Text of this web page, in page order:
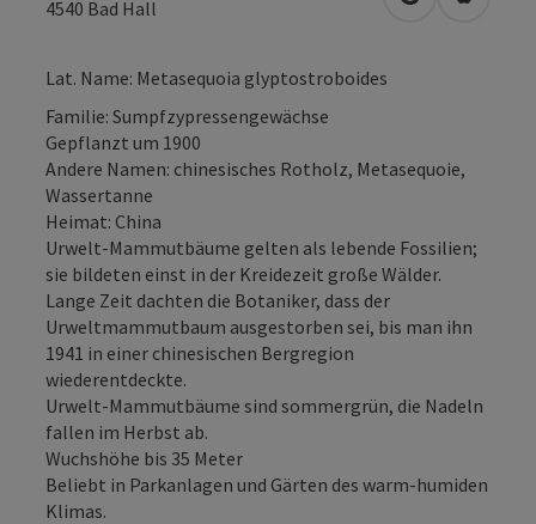
4540 Bad Hall in Google
in
Lat. Name: Metasequoia glyptostroboides
Familie: Sumpfzypressengewächse
Gepflanzt um 1900
Andere Namen: chinesisches Rotholz, Metasequoie,
Wassertanne
Heimat: China
Urwelt-Mammutbäume gelten als lebende Fossilien;
sie bildeten einst in der Kreidezeit große Wälder.
Lange Zeit dachten die Botaniker, dass der
Urweltmammutbaum ausgestorben sei, bis man ihn
1941 in einer chinesischen Bergregion
wiederentdeckte.
Urwelt-Mammutbäume sind sommergrün, die Nadeln
fallen im Herbst ab.
Wuchshöhe bis 35 Meter
Beliebt in Parkanlagen und Gärten des warm-humiden
Klimas.